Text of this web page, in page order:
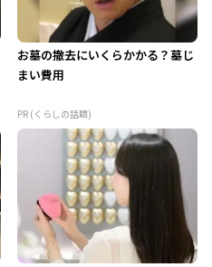
お墓の撤去にいくらかかる？墓じ
まい費用
PR (くらしの話題)